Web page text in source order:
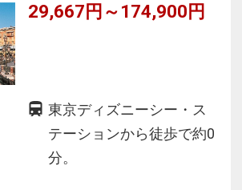
29,667円～174,900円
東京ディズニーシー・ス
テーションから徒歩で約0
分。